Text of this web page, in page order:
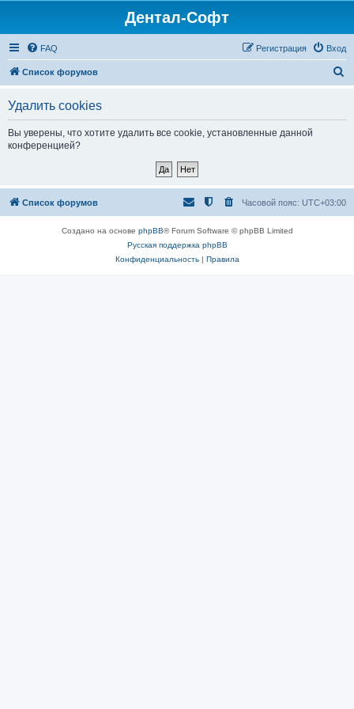
Дентал-Софт
FAQ Вход
Регистрация
Список форумов
Удалить cookies
Вы уверены, что хотите удалить все cookie, установленные данной
конференцией?
Список форумов Часовой пояс: UTC+03:00
Создано на основе phpBB® Forum Software © phpBB Limited
Русская поддержка phpBB
Конфиденциальность| Правила